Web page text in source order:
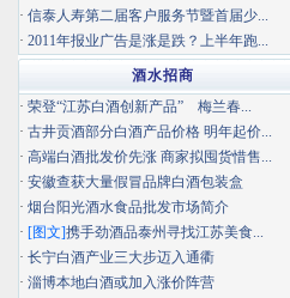
· 信泰人寿第二届客户服务节暨首届少...
· 2011年报业广告是涨是跌？上半年跑...
酒水招商
· 荣登“江苏白酒创新产品” 梅兰春...
· 古井贡酒部分白酒产品价格 明年起价...
· 高端白酒批发价先涨 商家拟囤货惜售...
· 安徽查获大量假冒品牌白酒包装盒
· 烟台阳光酒水食品批发市场简介
· [图文]携手劲酒品泰州寻找江苏美食...
· 长宁白酒产业三大步迈入通衢
· 淄博本地白酒或加入涨价阵营